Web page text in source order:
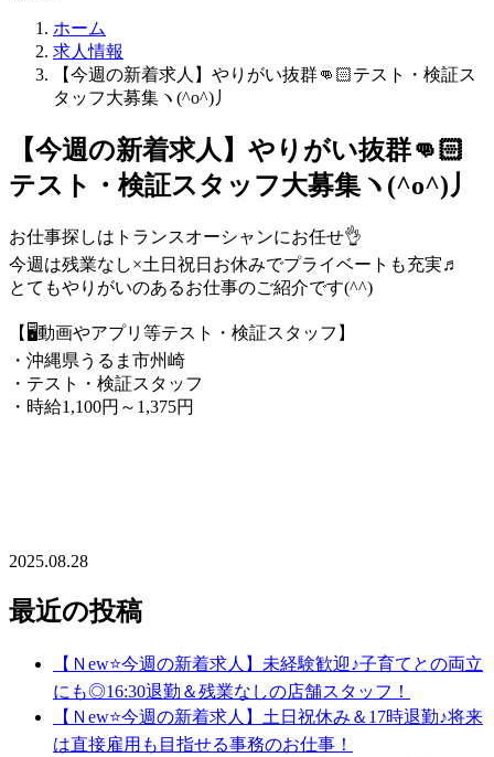
ホーム
求人情報
【今週の新着求人】やりがい抜群👊🏻テスト・検証ス
タッフ大募集ヽ(^o^)丿
【今週の新着求人】やりがい抜群👊🏻
テスト・検証スタッフ大募集ヽ(^o^)丿
お仕事探しはトランスオーシャンにお任せ👌
今週は残業なし×土日祝日お休みでプライベートも充実♬
とてもやりがいのあるお仕事のご紹介です(^^)
【🖥️動画やアプリ等テスト・検証スタッフ】
・沖縄県うるま市州崎
・テスト・検証スタッフ
・時給1,100円～1,375円
2025.08.28
最近の投稿
【Ｎew⭐今週の新着求人】未経験歓迎♪子育てとの両立
にも◎16:30退勤＆残業なしの店舗スタッフ！
【Ｎew⭐今週の新着求人】土日祝休み＆17時退勤♪将来
は直接雇用も目指せる事務のお仕事！